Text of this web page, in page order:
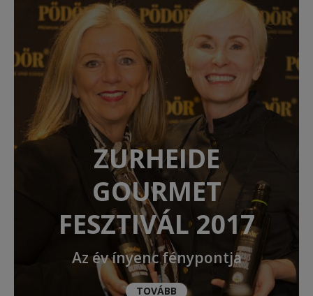
ZURHEIDE
GOURMET
FESZTIVÁL 2017
Az év ínyenc fénypontja
TOVÁBB